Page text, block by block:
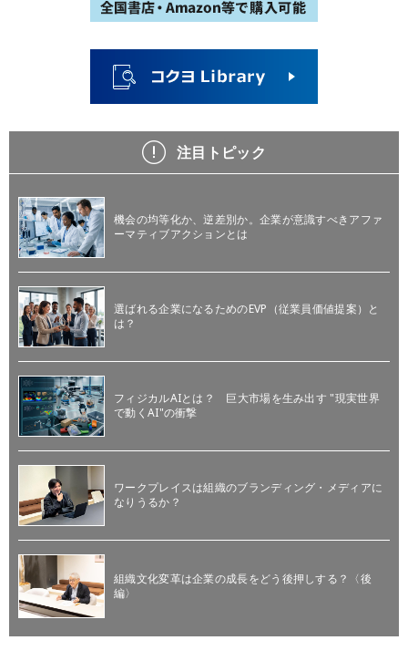
注目トピック
機会の均等化か、逆差別か。企業が意識すべきアファ
ーマティブアクションとは
選ばれる企業になるためのEVP（従業員価値提案）と
は？
フィジカルAIとは？ 巨大市場を生み出す "現実世界
で動くAI"の衝撃
ワークプレイスは組織のブランディング・メディアに
なりうるか？
組織文化変革は企業の成長をどう後押しする？〈後
編〉